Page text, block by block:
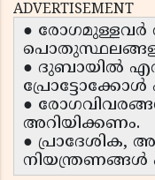
ADVERTISEMENT
● രോഗമുള്ളവർ
● ദുബായിൽ
പ്രോട്ടോക്കോൾ
●
അറിയിക്കണം.
● പ്രാദേശിക,
നിയന്ത്രണങ്ങൾ